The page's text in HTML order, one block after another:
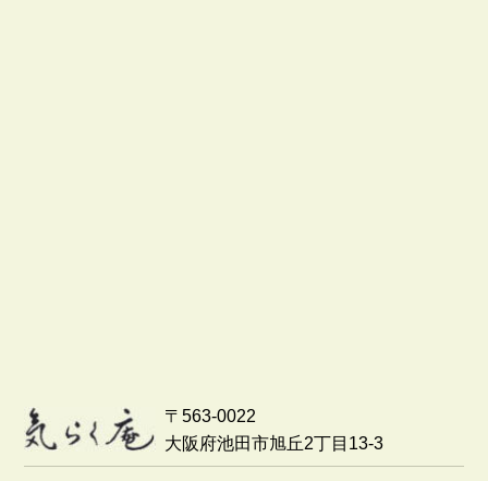
〒563-0022
大阪府池田市旭丘2丁目13-3